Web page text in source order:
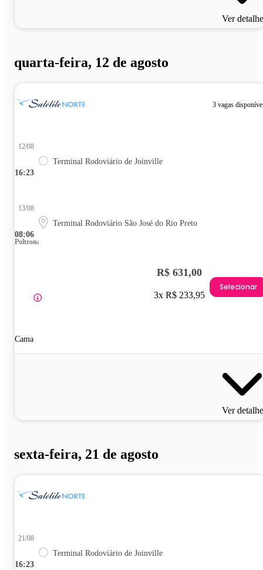
Ver
quarta-feira, 12 de agosto
3 vagas
16:23
12/08
Terminal Rodoviário de Joinville
08:06
13/08
Terminal Rodoviário São José do Rio Preto
Poltrona
Cama
R$ 631,00
3x R$ 233,95
Selecionar
Ver
sexta-feira, 21 de agosto
16:23
21/08
Terminal Rodoviário de Joinville